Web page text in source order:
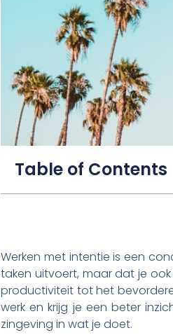
Table of Contents
Werken met intentie is een
taken uitvoert, maar dat je
productiviteit tot het
werk en krijg je een beter
zingeving in wat je doet.